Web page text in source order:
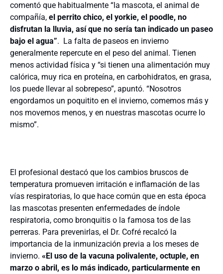
comentó que habitualmente “la mascota, el animal de
compañía, el perrito chico, el yorkie, el poodle, no
disfrutan la lluvia, así que no sería tan indicado un paseo
bajo el agua”. La falta de paseos en invierno
generalmente repercute en el peso del animal. Tienen
menos actividad física y “si tienen una alimentación muy
calórica, muy rica en proteína, en carbohidratos, en grasa,
los puede llevar al sobrepeso”, apuntó. “Nosotros
engordamos un poquitito en el invierno, comemos más y
nos movemos menos, y en nuestras mascotas ocurre lo
mismo”.
El profesional destacó que los cambios bruscos de
temperatura promueven irritación e inflamación de las
vías respiratorias, lo que hace común que en esta época
las mascotas presenten enfermedades de índole
respiratoria, como bronquitis o la famosa tos de las
perreras. Para prevenirlas, el Dr. Cofré recalcó la
importancia de la inmunización previa a los meses de
invierno. «El uso de la vacuna polivalente, octuple, en
marzo o abril, es lo más indicado, particularmente en